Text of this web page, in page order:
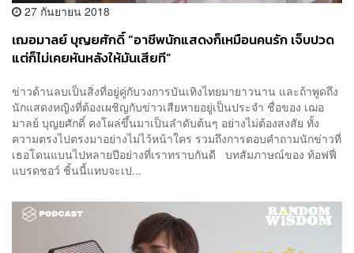
27 กันยายน 2018
เฌอมาลย์ บุญยศักดิ์ “อาชีพนักแสดงก็เหมือนคนรัก เจ็บปวด
แต่ก็ไม่เคยหันหลังให้มันเสียที”
ข่าวด้านลบเป็นสิ่งที่อยู่คู่กับวงการบันเทิงไทยมายาวนาน และถ้าพูดถึง
นักแสดงหญิงที่ต้องเผชิญกับข่าวเสียหายอยู่เป็นประจำ ชื่อของ เฌอ
มาลย์ บุญยศักดิ์ คงโผล่ขึ้นมาเป็นลำดับต้นๆ อย่างไม่ต้องสงสัย ทั้ง
ความตรงไปตรงมาอย่างไม่ไว้หน้าใคร รวมถึงการตอบคำถามนักข่าวที่
เธอโดนแบนไปหลายปีอย่างที่เราทราบกันดี บทสัมภาษณ์ของ ท้อฟฟี่
แบรดชอว์ ชิ้นนี้แทบจะเป...